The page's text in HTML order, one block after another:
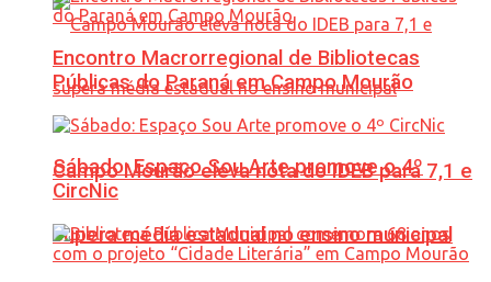
Campo Mourão eleva nota do IDEB para 7,1 e
supera média estadual no ensino municipal
Encontro Macrorregional de Bibliotecas
Públicas do Paraná em Campo Mourão
Sábado: Espaço Sou Arte promove o 4º
CircNic